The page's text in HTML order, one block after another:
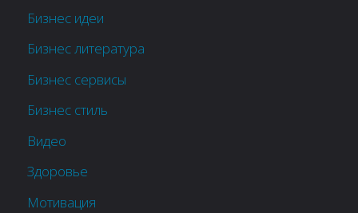
Бизнес идеи
Бизнес литература
Бизнес сервисы
Бизнес стиль
Видео
Здоровье
Мотивация